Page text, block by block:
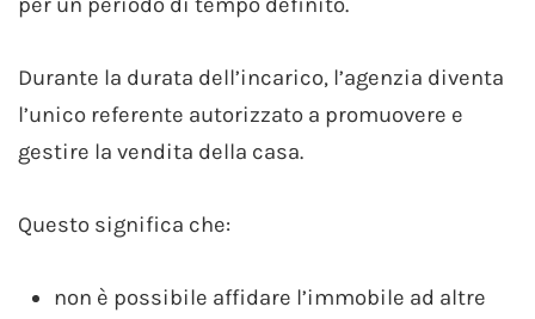
Durante la durata dell’incarico, l’agenzia diventa
l’unico referente autorizzato a promuovere e
gestire la vendita della casa.
Questo significa che:
non è possibile affidare l’immobile ad altre